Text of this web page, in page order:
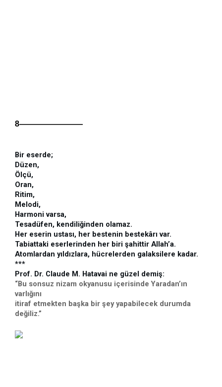
8————————
Bir eserde;
Düzen,
Ölçü,
Oran,
Ritim,
Melodi,
Harmoni varsa,
Tesadüfen, kendiliğinden olamaz.
Her eserin ustası, her bestenin bestekârı var.
Tabiattaki eserlerinden her biri şahittir Allah’a.
Atomlardan yıldızlara, hücrelerden galaksilere kadar.
***
Prof. Dr. Claude M. Hatavai ne güzel demiş:
“Bu sonsuz nizam okyanusu içerisinde Yaradan’ın
varlığını
itiraf etmekten başka bir şey yapabilecek durumda
değiliz.”